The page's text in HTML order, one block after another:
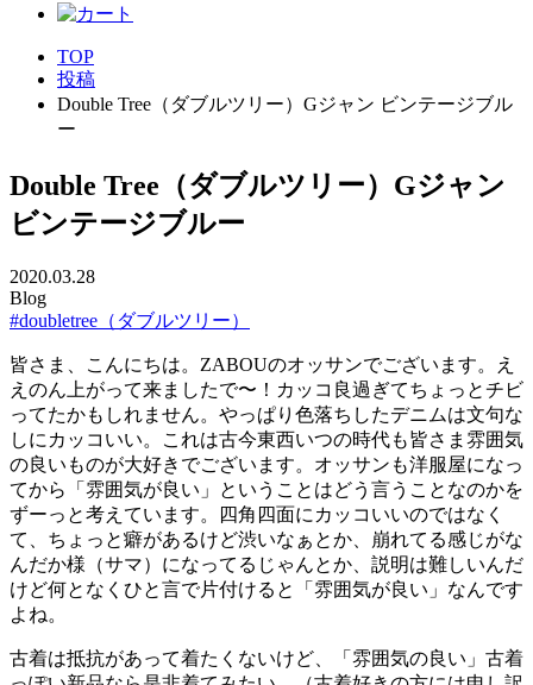
TOP
投稿
Double Tree（ダブルツリー）Gジャン ビンテージブル
ー
Double Tree（ダブルツリー）Gジャン
ビンテージブルー
2020.03.28
Blog
#doubletree（ダブルツリー）
皆さま、こんにちは。ZABOUのオッサンでございます。え
えのん上がって来ましたで〜！カッコ良過ぎてちょっとチビ
ってたかもしれません。やっぱり色落ちしたデニムは文句な
しにカッコいい。これは古今東西いつの時代も皆さま雰囲気
の良いものが大好きでございます。オッサンも洋服屋になっ
てから「雰囲気が良い」ということはどう言うことなのかを
ずーっと考えています。四角四面にカッコいいのではなく
て、ちょっと癖があるけど渋いなぁとか、崩れてる感じがな
んだか様（サマ）になってるじゃんとか、説明は難しいんだ
けど何となくひと言で片付けると「雰囲気が良い」なんです
よね。
古着は抵抗があって着たくないけど、「雰囲気の良い」古着